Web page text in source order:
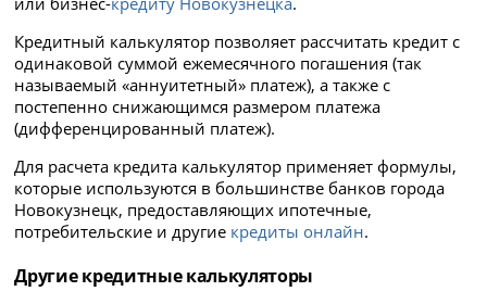
Кредитный калькулятор позволяет рассчитать кредит с
одинаковой суммой ежемесячного погашения (так
называемый «аннуитетный» платеж), а также с
постепенно снижающимся размером платежа
(дифференцированный платеж).
Для расчета кредита калькулятор применяет формулы,
которые используются в большинстве банков города
Новокузнецк, предоставляющих ипотечные,
потребительские и другие кредиты онлайн.
Другие кредитные калькуляторы